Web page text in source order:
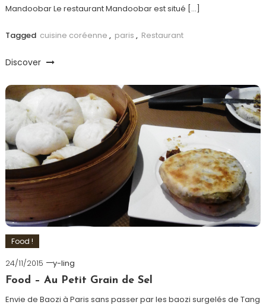
Mandoobar Le restaurant Mandoobar est situé […]
Tagged cuisine coréenne , paris , Restaurant
Discover
Food !
24/11/2015
y-ling
Food – Au Petit Grain de Sel
Envie de Baozi à Paris sans passer par les baozi surgelés de Tang